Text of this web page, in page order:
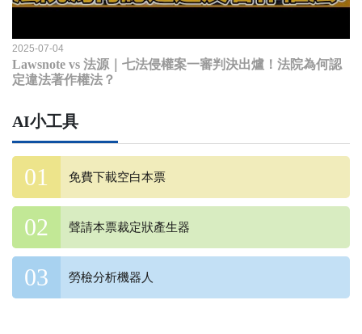
2025-07-04
Lawsnote vs 法源｜七法侵權案一審判決出爐！法院為何認
定違法著作權法？
AI小工具
免費下載空白本票
聲請本票裁定狀產生器
勞檢分析機器人